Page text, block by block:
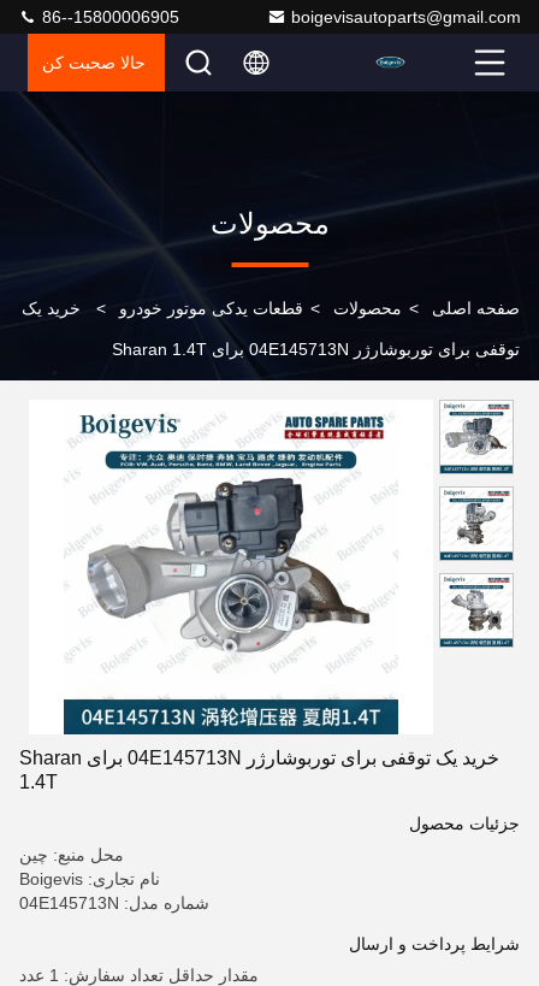
boigevisautoparts@gmail.com
86--15800006905
حالا صحبت کن
محصولات
صفحه اصلی > محصولات > قطعات یدکی موتور خودرو > خرید یک
توقفی برای توربوشارژر 04E145713N برای Sharan 1.4T
خرید یک توقفی برای توربوشارژر 04E145713N برای Sharan
1.4T
جزئیات محصول
محل منبع: چین
نام تجاری: Boigevis
شماره مدل: 04E145713N
شرایط پرداخت و ارسال
مقدار حداقل تعداد سفارش: 1 عدد